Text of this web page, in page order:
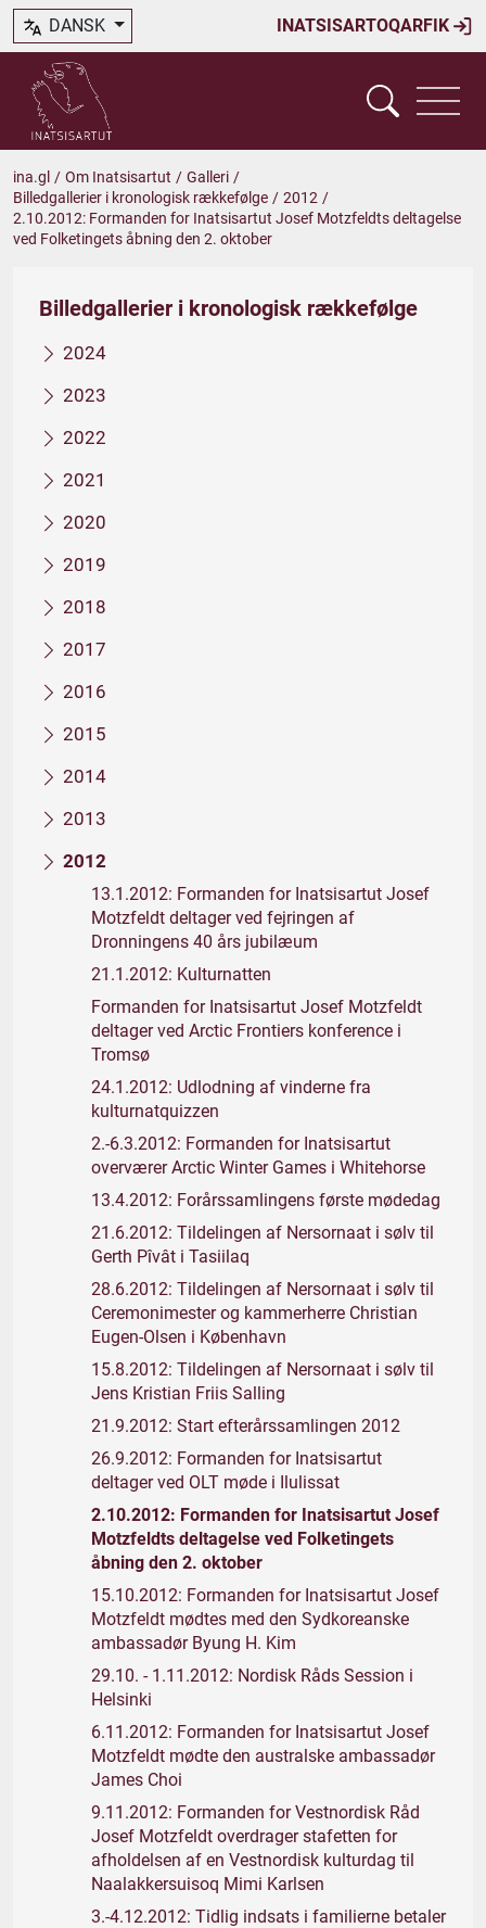
INATSISARTOQARFIK
DANSK
ina.gl / Om Inatsisartut / Galleri /
Billedgallerier i kronologisk rækkefølge / 2012 /
2.10.2012: Formanden for Inatsisartut Josef Motzfeldts deltagelse
ved Folketingets åbning den 2. oktober
Billedgallerier i kronologisk rækkefølge
2024
2023
2022
2021
2020
2019
2018
2017
2016
2015
2014
2013
2012
13.1.2012: Formanden for Inatsisartut Josef
Motzfeldt deltager ved fejringen af
Dronningens 40 års jubilæum
21.1.2012: Kulturnatten
Formanden for Inatsisartut Josef Motzfeldt
deltager ved Arctic Frontiers konference i
Tromsø
24.1.2012: Udlodning af vinderne fra
kulturnatquizzen
2.-6.3.2012: Formanden for Inatsisartut
overværer Arctic Winter Games i Whitehorse
13.4.2012: Forårssamlingens første mødedag
21.6.2012: Tildelingen af Nersornaat i sølv til
Gerth Pîvât i Tasiilaq
28.6.2012: Tildelingen af Nersornaat i sølv til
Ceremonimester og kammerherre Christian
Eugen-Olsen i København
15.8.2012: Tildelingen af Nersornaat i sølv til
Jens Kristian Friis Salling
21.9.2012: Start efterårssamlingen 2012
26.9.2012: Formanden for Inatsisartut
deltager ved OLT møde i Ilulissat
2.10.2012: Formanden for Inatsisartut Josef
Motzfeldts deltagelse ved Folketingets
åbning den 2. oktober
15.10.2012: Formanden for Inatsisartut Josef
Motzfeldt mødtes med den Sydkoreanske
ambassadør Byung H. Kim
29.10. - 1.11.2012: Nordisk Råds Session i
Helsinki
6.11.2012: Formanden for Inatsisartut Josef
Motzfeldt mødte den australske ambassadør
James Choi
9.11.2012: Formanden for Vestnordisk Råd
Josef Motzfeldt overdrager stafetten for
afholdelsen af en Vestnordisk kulturdag til
Naalakkersuisoq Mimi Karlsen
3.-4.12.2012: Tidlig indsats i familierne betaler